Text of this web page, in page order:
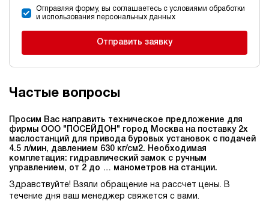
Отправляя форму, вы соглашаетесь с условиями обработки
и использования персональных данных
Отправить заявку
Частые вопросы
Просим Вас направить техническое предложение для
фирмы ООО "ПОСЕЙДОН" город Москва на поставку 2х
маслостанций для привода буровых установок c подачей
4.5 л/мин, давлением 630 кг/см2. Необходимая
комплетация: гидравлический замок с ручным
управлением, от 2 до … манометров на станции.
Здравствуйте! Взяли обращение на рассчет цены. В
течение дня ваш менеджер свяжется с вами.